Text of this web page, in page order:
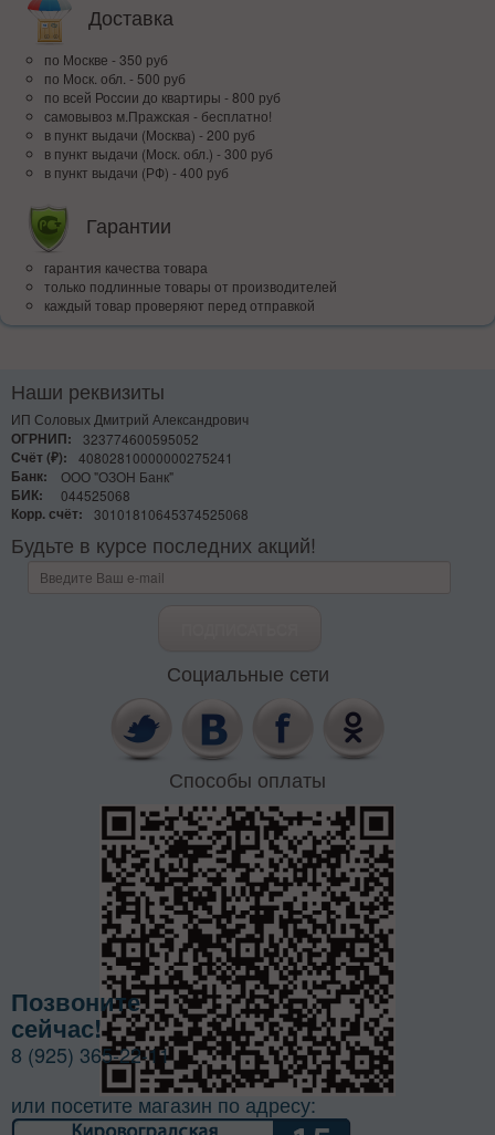
Доставка
по Москве - 350 руб
по Моск. обл. - 500 руб
по всей Росcии до квартиры - 800 руб
самовывоз м.Пражская - бесплатно!
в пункт выдачи (Москва) - 200 руб
в пункт выдачи (Моск. обл.) - 300 руб
в пункт выдачи (РФ) - 400 руб
Гарантии
гарантия качества товара
только подлинные товары от производителей
каждый товар проверяют перед отправкой
Наши реквизиты
ИП Соловых Дмитрий Александрович
ОГРНИП:
323774600595052
Счёт (₽):
40802810000000275241
Банк:
ООО "ОЗОН Банк"
БИК:
044525068
Корр. счёт:
30101810645374525068
Будьте в курсе последних акций!
Социальные сети
Способы оплаты
Позвоните
сейчас!
8 (925) 365-22-11
или посетите магазин по адресу: